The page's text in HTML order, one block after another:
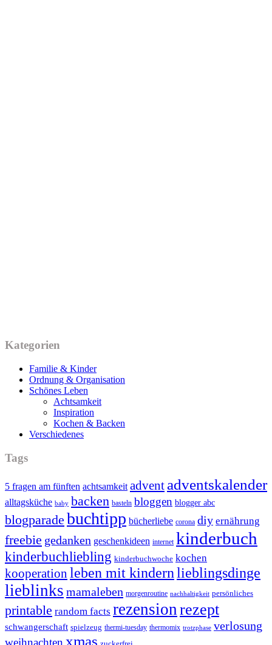
Kategorien
Familie & Kinder
Ordnung & Organisation
Schönes Leben
Achtsamkeit
Inspiration
Kochen & Backen
Verschiedenes
Tags
5 fragen am fünften achtsamkeit advent adventskalender
alltagsküche baby backen basteln bloggen blogger abc
blogparade buchtipp bücherliebe corona diy ernährung
freebie gedanken geschenkideen internet kinderbuch
kinderbuchliebling kinderbuchwoche kochen
kooperation leben mit kindernlieblingsdinge
lieblinks mamaleben morgenroutine nachhaltigkeit persönliches
printable random facts rezensionrezept
schwangerschaft spielzeug thermi-tuesday thermomix trotzphase verlosung
xmas